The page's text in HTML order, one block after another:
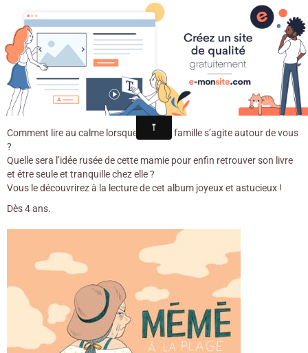
Croqu'livre
Mémé à la plage / Rhéa Dufresne &
Aurélie Grand. - Les 400 Coups, 2018
Comment lire au calme lorsque toute la famille s’agite autour de vous
?
Quelle sera l’idée rusée de cette mamie pour enfin retrouver son livre
et être seule et tranquille chez elle ?
Vous le découvrirez à la lecture de cet album joyeux et astucieux !
Dès 4 ans.